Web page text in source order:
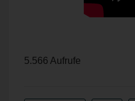
5.566 Aufrufe